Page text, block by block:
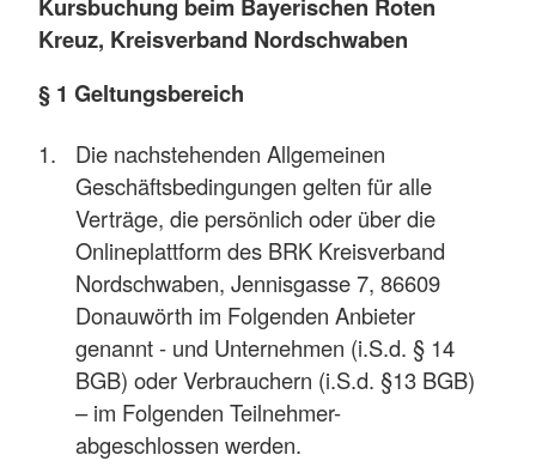
Kursbuchung beim Bayerischen Roten
Kreuz, Kreisverband Nordschwaben
§ 1 Geltungsbereich
Die nachstehenden Allgemeinen
Geschäftsbedingungen gelten für alle
Verträge, die persönlich oder über die
Onlineplattform des BRK Kreisverband
Nordschwaben, Jennisgasse 7, 86609
Donauwörth im Folgenden Anbieter
genannt - und Unternehmen (i.S.d. § 14
BGB) oder Verbrauchern (i.S.d. §13 BGB)
– im Folgenden Teilnehmer-
abgeschlossen werden.